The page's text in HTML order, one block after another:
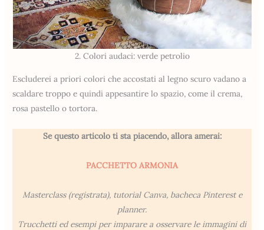
2. Colori audaci: verde petrolio
Escluderei a priori colori che accostati al legno scuro vadano a
scaldare troppo e quindi appesantire lo spazio, come il crema,
rosa pastello o tortora.
Se questo articolo ti sta piacendo, allora amerai:
PACCHETTO ARMONIA
Masterclass (registrata), tutorial Canva, bacheca Pinterest e
planner.
Trucchetti ed esempi per imparare a osservare le immagini di